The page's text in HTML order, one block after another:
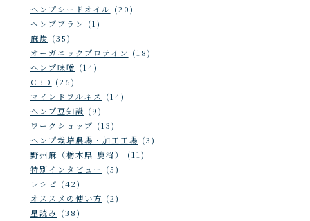
ヘンプシードオイル (20)
ヘンプブラン (1)
麻炭 (35)
オーガニックプロテイン (18)
ヘンプ味噌 (14)
CBD (26)
マインドフルネス (14)
ヘンプ豆知識 (9)
ワークショップ (13)
ヘンプ栽培農場・加工工場 (3)
野州麻（栃木県 鹿沼）
(11)
特別インタビュー (5)
レシピ (42)
オススメの使い方 (2)
星読み (38)